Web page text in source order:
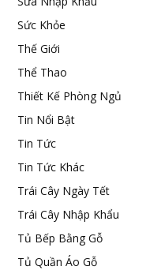
Sức Khỏe
Thế Giới
Thể Thao
Thiết Kế Phòng Ngủ
Tin Nổi Bật
Tin Tức
Tin Tức Khác
Trái Cây Ngày Tết
Trái Cây Nhập Khẩu
Tủ Bếp Bằng Gỗ
Tủ Quần Áo Gỗ